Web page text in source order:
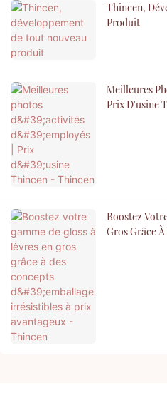
Thincen,
Produit
Meilleures
Prix D'usine
Boostez
Gros Grâce